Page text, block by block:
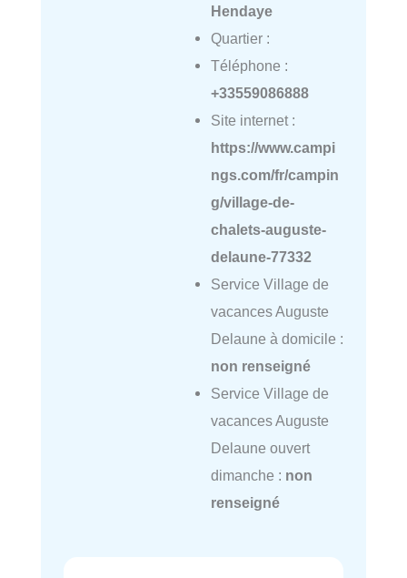
Hendaye
Quartier :
Téléphone :
+33559086888
Site internet :
https://www.campi
ngs.com/fr/campin
g/village-de-
chalets-auguste-
delaune-77332
Service Village de
vacances Auguste
Delaune à domicile :
non renseigné
Service Village de
vacances Auguste
Delaune ouvert
dimanche : non
renseigné